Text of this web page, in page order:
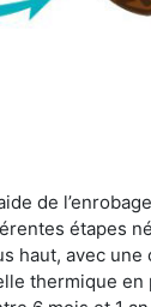
de
étapes
haut, avec
thermique